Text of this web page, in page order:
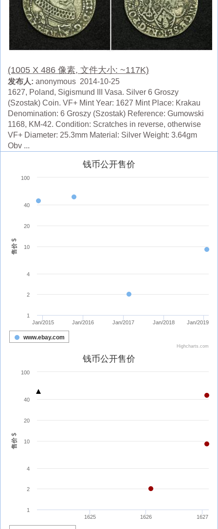
(1005 X 486 像素, 文件大小: ~117K)
发布人: anonymous 2014-10-25
1627, Poland, Sigismund III Vasa. Silver 6 Groszy
(Szostak) Coin. VF+ Mint Year: 1627 Mint Place: Krakau
Denomination: 6 Groszy (Szostak) Reference: Gumowski
1168, KM-42. Condition: Scratches in reverse, otherwise
VF+ Diameter: 25.3mm Material: Silver Weight: 3.64gm
Obv ...